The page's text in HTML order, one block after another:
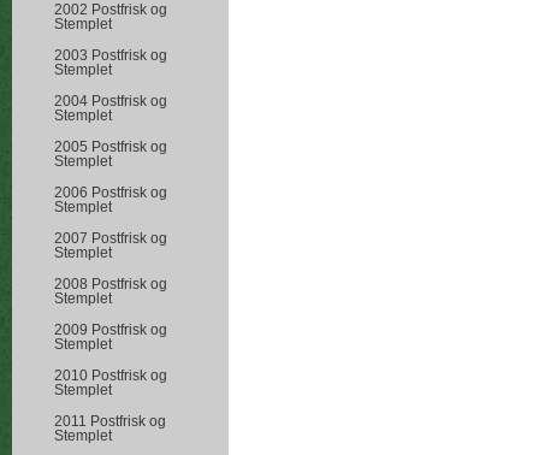
2002 Postfrisk og
Stemplet
2003 Postfrisk og
Stemplet
2004 Postfrisk og
Stemplet
2005 Postfrisk og
Stemplet
2006 Postfrisk og
Stemplet
2007 Postfrisk og
Stemplet
2008 Postfrisk og
Stemplet
2009 Postfrisk og
Stemplet
2010 Postfrisk og
Stemplet
2011 Postfrisk og
Stemplet